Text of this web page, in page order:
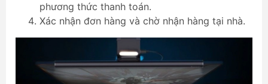
phương thức thanh toán.
Xác nhận đơn hàng và chờ nhận hàng tại nhà.